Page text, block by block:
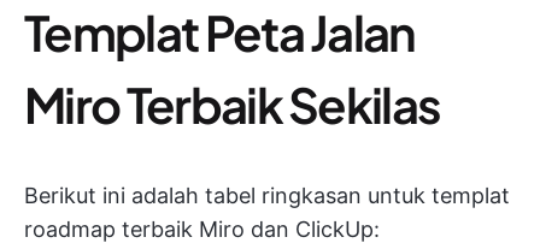
Templat Peta Jalan
Miro Terbaik Sekilas
Berikut ini adalah tabel ringkasan untuk templat
roadmap terbaik Miro dan ClickUp: